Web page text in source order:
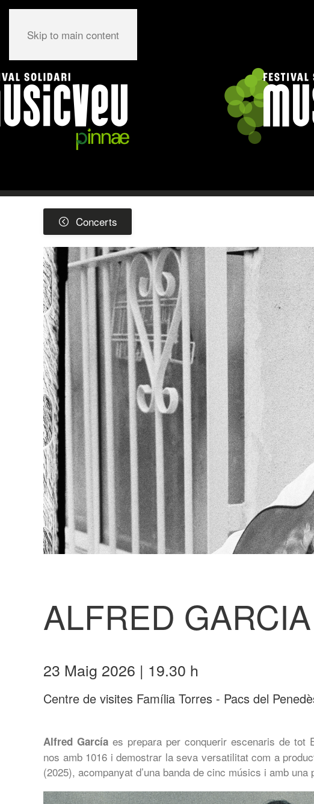
Skip to main content
Concerts
ALFRED GARCIA
23 Maig 2026 | 19.30 h
Centre de visites Família Torres - Pacs del
Alfred García es prepara per conquerir escenaris de tot
nos amb 1016 i demostrar la seva versatilitat com a
(2025), acompanyat d’una banda de cinc músics i amb